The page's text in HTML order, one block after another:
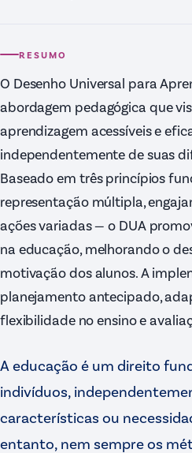
RESUMO
O Desenho Universal para
abordagem pedagógica que
aprendizagem acessíveis e
independentemente de suas
Baseado em três princípios
representação múltipla,
ações variadas — o DUA
na educação, melhorando o
motivação dos alunos. A
planejamento antecipado,
flexibilidade no ensino e
A educação é um direito
indivíduos,
características ou
entanto, nem sempre os